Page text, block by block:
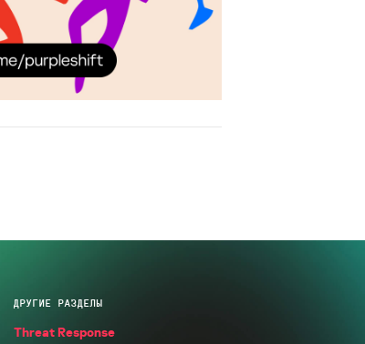
ДРУГИЕ РАЗДЕЛЫ
Threat Response